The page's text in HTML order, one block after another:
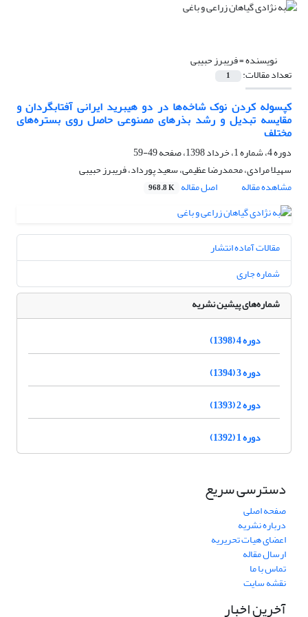
نویسنده =فریبرز حبیبی
تعداد مقالات: 1
کپسوله کردن نوک شاخه‌ها در دو هیبرید ایرانی آفتابگردان و
مقایسه تبدیل و رشد بذرهای مصنوعی حاصل روی بستره‌های
مختلف
دوره 4، شماره 1، خرداد 1398، صفحه
49-59
سهیلا مرادی، محمدرضا عظیمی، سعید پورداد، فریبرز حبیبی
مشاهده مقاله
اصل مقاله 968.8 K
مقالات آماده انتشار
شماره جاری
شماره‌های پیشین نشریه
دوره 4 (1398)
دوره 3 (1394)
دوره 2 (1393)
دوره 1 (1392)
دسترسی سریع
صفحه اصلی
درباره نشریه
اعضای هیات تحریریه
ارسال مقاله
تماس با ما
نقشه سایت
آخرین اخبار